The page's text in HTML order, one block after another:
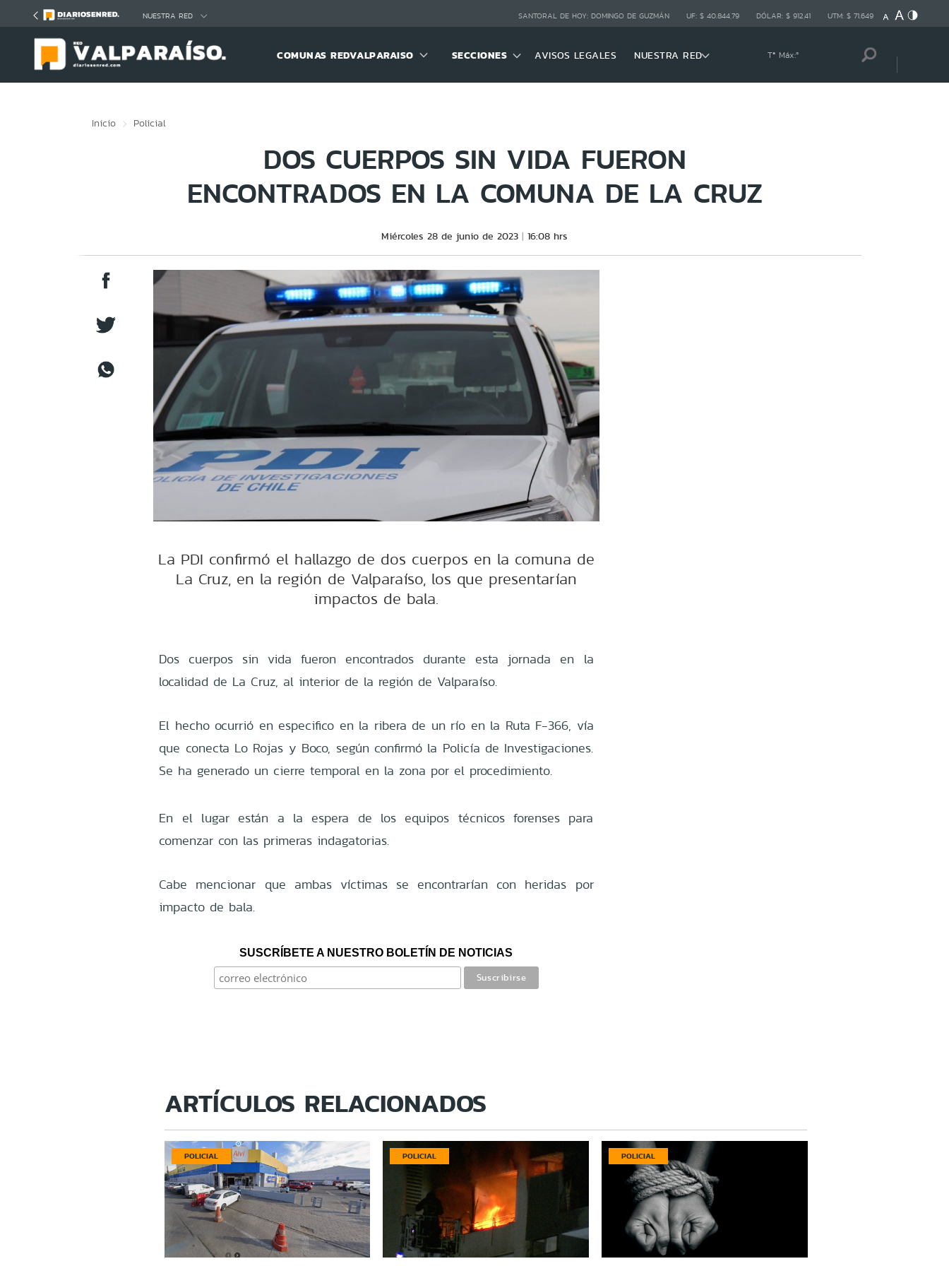
NUESTRA RED SANTORAL DE HOY: DOMINGO DE GUZMÁN UF: $ 40.844,79 DÓLAR: $ 912,41 UTM: $ 71.649
COMUNAS REDVALPARAISO SECCIONES AVISOS LEGALES NUESTRA RED Tª Máx:º
Inicio Policial
DOS CUERPOS SIN VIDA FUERON
ENCONTRADOS EN LA COMUNA DE LA CRUZ
Miércoles 28 de junio de 2023 16:08 hrs
La PDI confirmó el hallazgo de dos cuerpos en la comuna de
La Cruz, en la región de Valparaíso, los que presentarían
impactos de bala.
Dos cuerpos sin vida fueron encontrados durante esta jornada en la
localidad de La Cruz, al interior de la región de Valparaíso.
El hecho ocurrió en especifico en la ribera de un río en la Ruta F-366, vía
que conecta Lo Rojas y Boco, según confirmó la Policía de Investigaciones.
Se ha generado un cierre temporal en la zona por el procedimiento.
En el lugar están a la espera de los equipos técnicos forenses para
comenzar con las primeras indagatorias.
Cabe mencionar que ambas víctimas se encontrarían con heridas por
impacto de bala.
SUSCRÍBETE A NUESTRO BOLETÍN DE NOTICIAS
ARTÍCULOS RELACIONADOS
POLICIAL POLICIAL POLICIAL